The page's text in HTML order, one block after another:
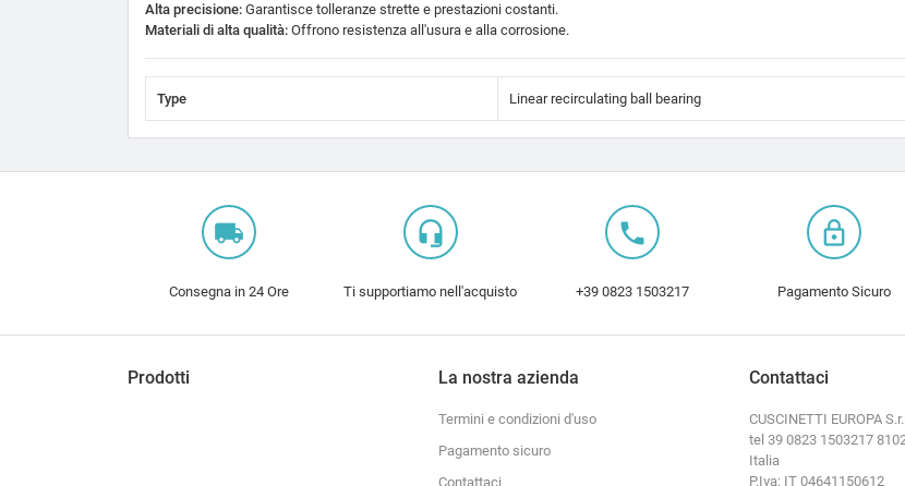
Alta precisione: Garantisce tolleranze strette e prestazioni costanti.
Materiali di alta qualità: Offrono resistenza all'usura e alla corrosione.
Type Linear recirculating ball bearing
local_shipping
Consegna in 24 Ore
headset_mic
Ti supportiamo nell'acquisto
local_phone
+39 0823 1503217
lock_outline
Pagamento Sicuro
Prodotti La nostra azienda
Termini e condizioni d'uso
Pagamento sicuro
Contattaci
Contattaci
CUSCINETTI EUROPA
tel 39 0823 1503217
Italia
P.Iva: IT 04641150612